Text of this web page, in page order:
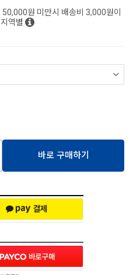
50,000원 미만시 배송비 3,000원이
지역별
바로 구매하기